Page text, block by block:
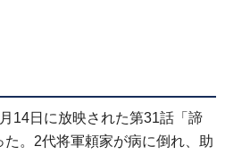
14日に放映された第31話「諦
。2代将軍頼家が病に倒れ、助